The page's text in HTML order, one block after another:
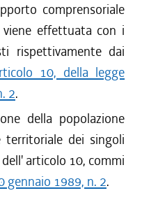
comprensoriale
effettuata con i
rispettivamente dai
10, della legge
2.
della popolazione
territoriale dei singoli
articolo 10, commi
gennaio 1989, n. 2.